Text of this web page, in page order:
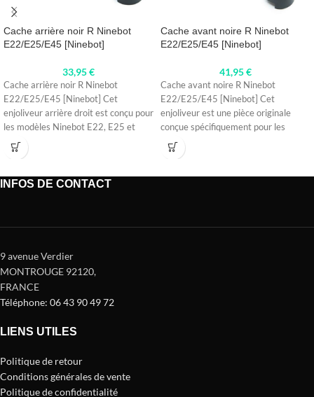
Cache arrière noir R Ninebot
E22/E25/E45 [Ninebot]
33,95€
Cache arrière noir R Ninebot
E22/E25/E45 [Ninebot] Cet
enjoliveur arrière droit est conçu pour
les modèles Ninebot E22, E25 et
Cache avant noire R Ninebot
E22/E25/E45 [Ninebot]
41,95€
Cache avant noire R Ninebot
E22/E25/E45 [Ninebot] Cet
enjoliveur est une pièce originale
conçue spécifiquement pour les
modèles Ninebot E22,
INFOS DE CONTACT
9 avenue Verdier
MONTROUGE 92120,
FRANCE
Téléphone: 06 43 90 49 72
LIENS UTILES
Politique de retour
Conditions générales de vente
Politique de confidentialité